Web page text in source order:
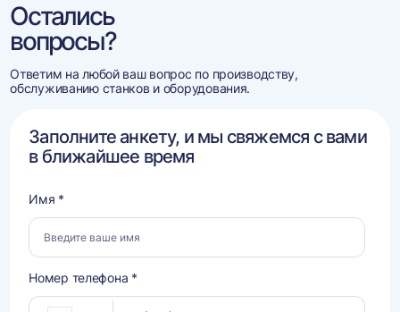
Остались
вопросы?
Ответим на любой ваш вопрос по производству,
обслуживанию станков и оборудования.
Заполните анкету, и мы свяжемся с вами
в ближайшее время
Имя *
Номер телефона *